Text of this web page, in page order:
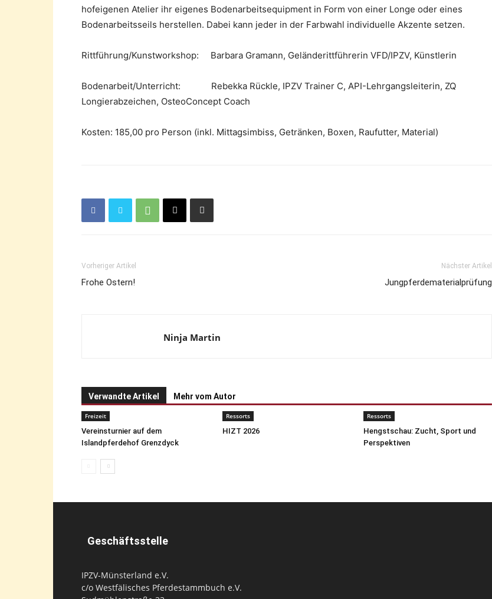
hofeigenen Atelier ihr eigenes Bodenarbeitsequipment in Form von einer Longe oder eines
Bodenarbeitsseils herstellen. Dabei kann jeder in der Farbwahl individuelle Akzente setzen.
Rittführung/Kunstworkshop: Barbara Gramann, Geländerittführerin VFD/IPZV, Künstlerin
Bodenarbeit/Unterricht: Rebekka Rückle, IPZV Trainer C, API-Lehrgangsleiterin, ZQ
Longierabzeichen, OsteoConcept Coach
Kosten: 185,00 pro Person (inkl. Mittagsimbiss, Getränken, Boxen, Raufutter, Material)
Vorheriger Artikel
Frohe Ostern!
Nächster Artikel
Jungpferdematerialprüfung
Ninja Martin
Verwandte Artikel Mehr vom Autor
Freizeit
Vereinsturnier auf dem
Islandpferdehof Grenzdyck
Ressorts
HIZT 2026
Ressorts
Hengstschau: Zucht, Sport und
Perspektiven
Geschäftsstelle
IPZV-Münsterland e.V.
c/o Westfälisches Pferdestammbuch e.V.